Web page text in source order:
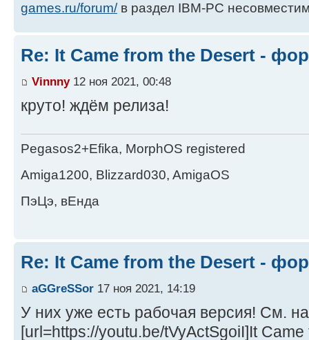
games.ru/forum/в раздел IBM-PC
Re: It Came from the Desert -
Vinnny12 ноя 2021, 00:48
круто! ждём релиза!
Pegasos2+Efika, MorphOS registered
Amiga1200, Blizzard030, AmigaOS
ПэЦэ, вЕнда
Re: It Came from the Desert -
aGGreSSor 17 ноя 2021, 14:19
У них уже есть рабочая версия! См.
[url=https://youtu.be/tVyActSgoiI]It